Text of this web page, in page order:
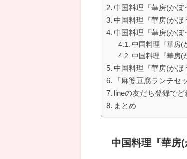
中国料理『華房(かぼ
中国料理『華房(かぼ
中国料理『華房(かぼ
中国料理『華房(
中国料理『華房(
中国料理『華房(かぼ
「麻婆豆腐ランチセ
lineの友だち登録で
まとめ
中国料理 『華房